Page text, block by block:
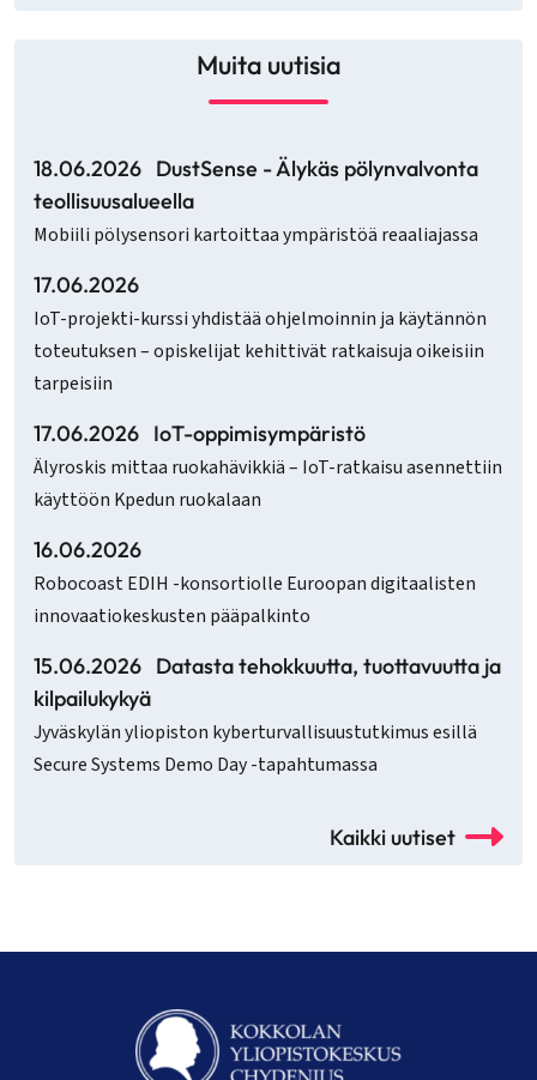
Muita uutisia
18.06.2026 DustSense - Älykäs pölynvalvonta
teollisuusalueella
Mobiili pölysensori kartoittaa ympäristöä reaaliajassa
17.06.2026
IoT-projekti-kurssi yhdistää ohjelmoinnin ja käytännön
toteutuksen – opiskelijat kehittivät ratkaisuja oikeisiin
tarpeisiin
17.06.2026 IoT-oppimisympäristö
Älyroskis mittaa ruokahävikkiä – IoT-ratkaisu asennettiin
käyttöön Kpedun ruokalaan
16.06.2026
Robocoast EDIH -konsortiolle Euroopan digitaalisten
innovaatiokeskusten pääpalkinto
15.06.2026 Datasta tehokkuutta, tuottavuutta ja
kilpailukykyä
Jyväskylän yliopiston kyberturvallisuustutkimus esillä
Secure Systems Demo Day -tapahtumassa
Kaikki uutiset